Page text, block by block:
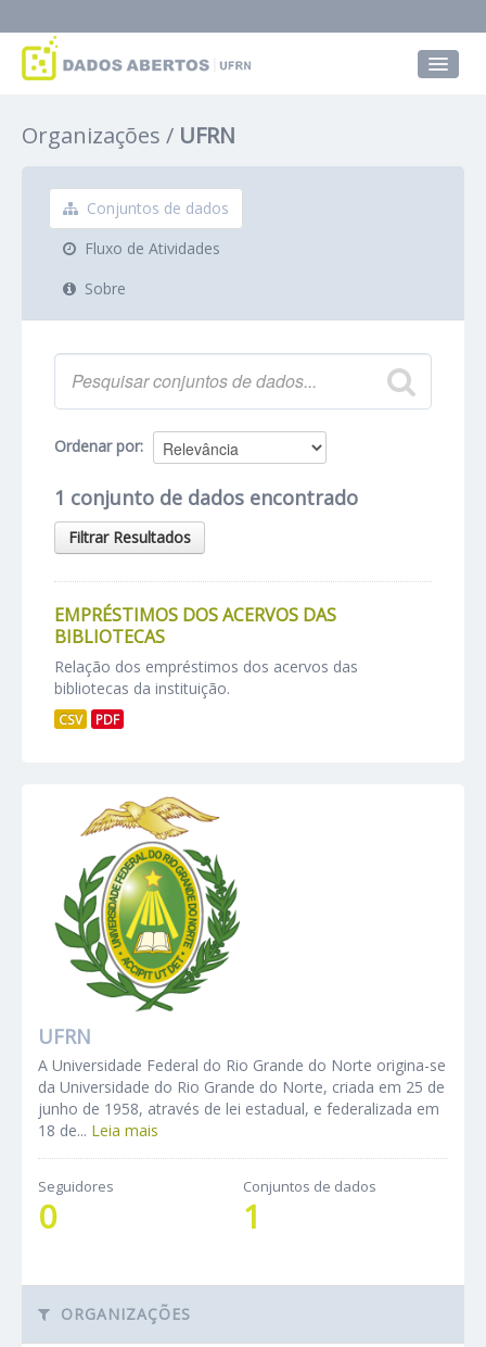
Grupos
Sobre
Organizações UFRN
Conjuntos de dados
Fluxo de Atividades
Sobre
Ordenar por
1 conjunto de dados encontrado
Filtrar Resultados
EMPRÉSTIMOS DOS ACERVOS DAS
BIBLIOTECAS
Relação dos empréstimos dos acervos das
bibliotecas da instituição.
CSV PDF
UFRN
A Universidade Federal do Rio Grande do Norte origina-se
da Universidade do Rio Grande do Norte, criada em 25 de
junho de 1958, através de lei estadual, e federalizada em
18 de... Leia mais
Seguidores
0
Conjuntos de dados
1
ORGANIZAÇÕES